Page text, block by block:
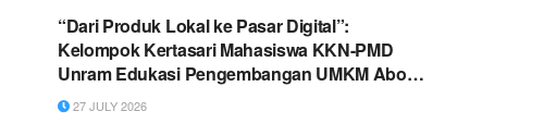
“Dari Produk Lokal ke Pasar Digital”:
Kelompok Kertasari Mahasiswa KKN-PMD
Unram Edukasi Pengembangan UMKM Abon
Ikan melalui Pemasaran Online (Digital
Marketing)
27 JULY 2026